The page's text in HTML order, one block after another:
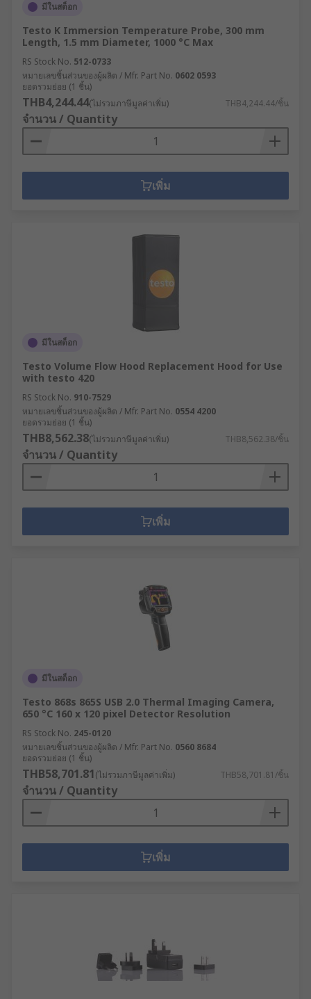
มีในสต็อก
Testo K Immersion Temperature Probe, 300 mm
Length, 1.5 mm Diameter, 1000 °C Max
RS Stock No. 512-0733
หมายเลขชิ้นส่วนของผู้ผลิต / Mfr. Part No. 0602 0593
ยอดรวมย่อย (1 ชิ้น)
THB4,244.44(ไม่รวมภาษีมูลค่าเพิ่ม) THB4,244.44/ชิ้น
จำนวน / Quantity
เพิ่ม
มีในสต็อก
Testo Volume Flow Hood Replacement Hood for Use
with testo 420
RS Stock No. 910-7529
หมายเลขชิ้นส่วนของผู้ผลิต / Mfr. Part No. 0554 4200
ยอดรวมย่อย (1 ชิ้น)
THB8,562.38(ไม่รวมภาษีมูลค่าเพิ่ม) THB8,562.38/ชิ้น
จำนวน / Quantity
เพิ่ม
มีในสต็อก
Testo 868s 865S USB 2.0 Thermal Imaging Camera,
650 °C 160 x 120 pixel Detector Resolution
RS Stock No. 245-0120
หมายเลขชิ้นส่วนของผู้ผลิต / Mfr. Part No. 0560 8684
ยอดรวมย่อย (1 ชิ้น)
THB58,701.81(ไม่รวมภาษีมูลค่าเพิ่ม) THB58,701.81/ชิ้น
จำนวน / Quantity
เพิ่ม